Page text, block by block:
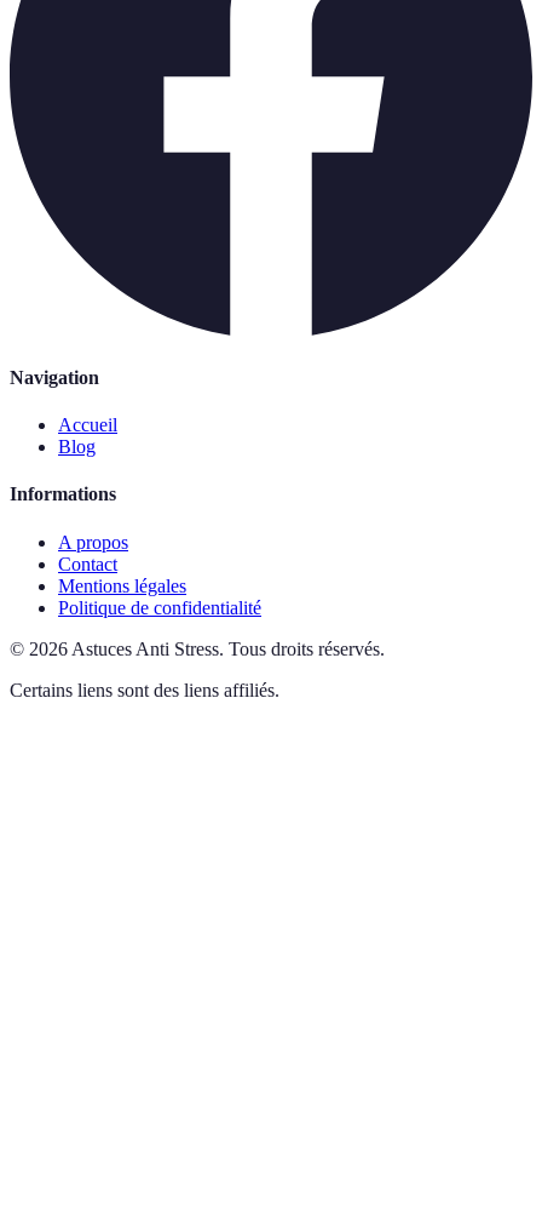
Navigation
Accueil
Blog
Informations
A propos
Contact
Mentions légales
Politique de confidentialité
© 2026 Astuces Anti Stress. Tous droits réservés.
Certains liens sont des liens affiliés.